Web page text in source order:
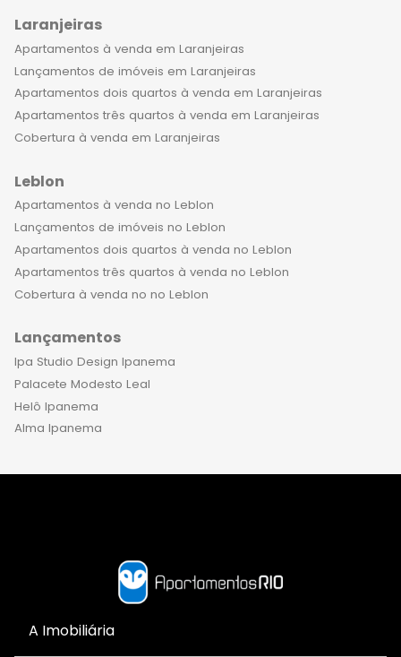
Laranjeiras
Apartamentos à venda em Laranjeiras
Lançamentos de imóveis em Laranjeiras
Apartamentos dois quartos à venda em Laranjeiras
Apartamentos três quartos à venda em Laranjeiras
Cobertura à venda em Laranjeiras
Leblon
Apartamentos à venda no Leblon
Lançamentos de imóveis no Leblon
Apartamentos dois quartos à venda no Leblon
Apartamentos três quartos à venda no Leblon
Cobertura à venda no no Leblon
Lançamentos
Ipa Studio Design Ipanema
Palacete Modesto Leal
Helô Ipanema
Alma Ipanema
A Imobiliária